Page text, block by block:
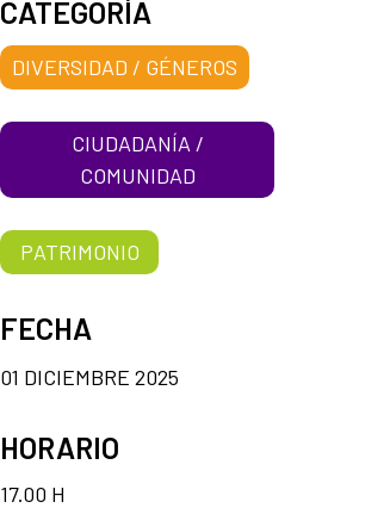
CATEGORÍA
DIVERSIDAD / GÉNEROS
CIUDADANÍA /
COMUNIDAD
PATRIMONIO
FECHA
01 DICIEMBRE 2025
HORARIO
17.00 H